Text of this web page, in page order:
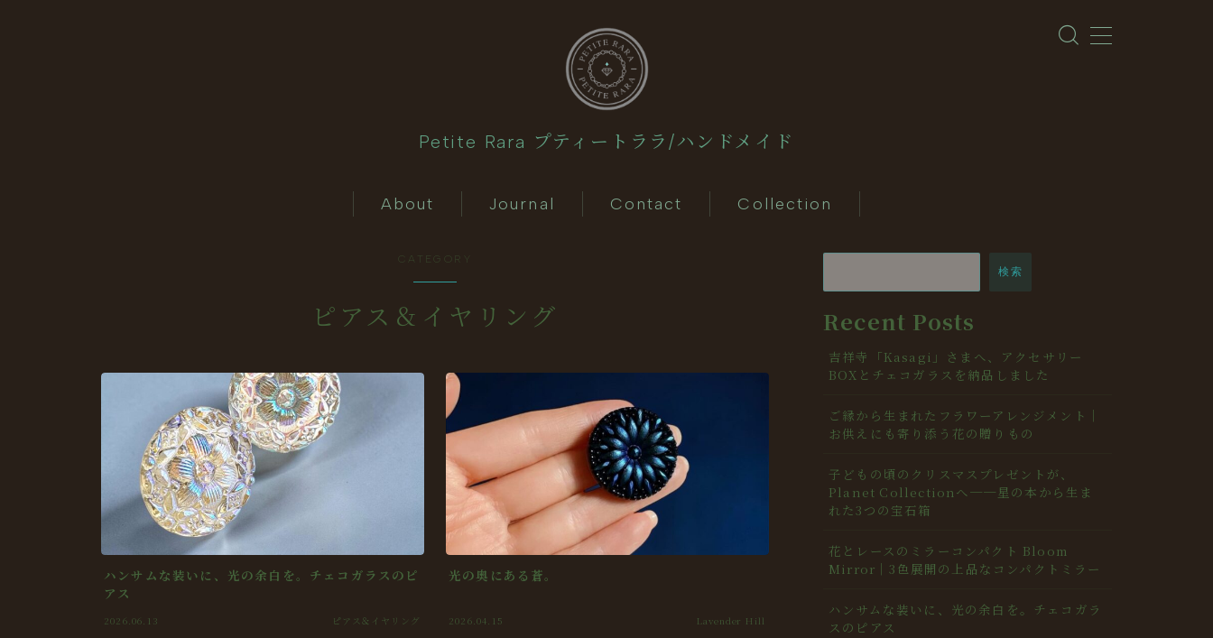
Petite Rara プティートララ/ハンドメイド
About Journal Contact Collection
CATEGORY
ピアス＆イヤリング
ハンサムな装いに、光の余白を。チェコガラスのピ
アス
2026.06.13 ピアス＆イヤリング
光の奥にある蒼。
2026.04.15 Lavender Hill
検索
Recent Posts
吉祥寺「Kasagi」さまへ、アクセサリー
BOXとチェコガラスを納品しました
ご縁から生まれたフラワーアレンジメント｜
お供えにも寄り添う花の贈りもの
子どもの頃のクリスマスプレゼントが、
Planet Collectionへ──星の本から生ま
れた3つの宝石箱
花とレースのミラーコンパクト Bloom
Mirror｜3色展開の上品なコンパクトミラー
ハンサムな装いに、光の余白を。チェコガラ
スのピアス